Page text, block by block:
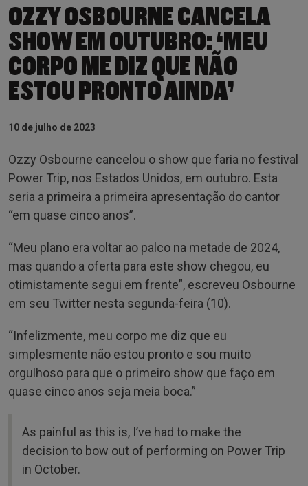
OZZY OSBOURNE CANCELA
SHOW EM OUTUBRO: ‘MEU
CORPO ME DIZ QUE NÃO
ESTOU PRONTO AINDA’
10 de julho de 2023
Ozzy Osbourne cancelou o show que faria no festival
Power Trip, nos Estados Unidos, em outubro. Esta
seria a primeira a primeira apresentação do cantor
“em quase cinco anos”.
“Meu plano era voltar ao palco na metade de 2024,
mas quando a oferta para este show chegou, eu
otimistamente segui em frente”, escreveu Osbourne
em seu Twitter nesta segunda-feira (10).
“Infelizmente, meu corpo me diz que eu
simplesmente não estou pronto e sou muito
orgulhoso para que o primeiro show que faço em
quase cinco anos seja meia boca.”
As painful as this is, I’ve had to make the
decision to bow out of performing on Power Trip
in October.